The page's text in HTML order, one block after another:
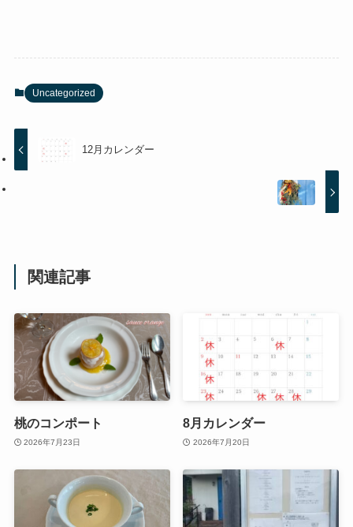
Uncategorized
12月カレンダー
関連記事
桃のコンポート
2026年7月23日
8月カレンダー
2026年7月20日